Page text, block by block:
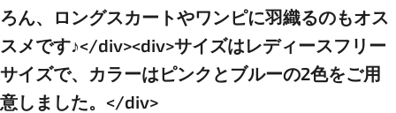
ろん、ロングスカートやワンピに羽織るのもオス
スメです♪</div><div>サイズはレディースフリー
サイズで、カラーはピンクとブルーの2色をご用
意しました。</div>